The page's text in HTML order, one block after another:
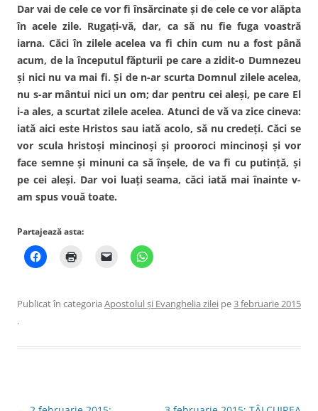
Dar vai de cele ce vor fi însărcinate şi de cele ce vor alăpta
în acele zile. Rugaţi-vă, dar, ca să nu fie fuga voastră
iarna. Căci în zilele acelea va fi chin cum nu a fost până
acum, de la începutul făpturii pe care a zidit-o Dumnezeu
şi nici nu va mai fi. Şi de n-ar scurta Domnul zilele acelea,
nu s-ar mântui nici un om; dar pentru cei aleşi, pe care El
i-a ales, a scurtat zilele acelea. Atunci de vă va zice cineva:
iată aici este Hristos sau iată acolo, să nu credeţi. Căci se
vor scula hristoşi mincinoşi şi prooroci mincinoşi şi vor
face semne şi minuni ca să înşele, de va fi cu putinţă, şi
pe cei aleşi. Dar voi luaţi seama, căci iată mai înainte v-
am spus vouă toate.
Partajează asta:
Publicat în categoria Apostolul şi Evanghelia zilei pe3 februarie 2015
.